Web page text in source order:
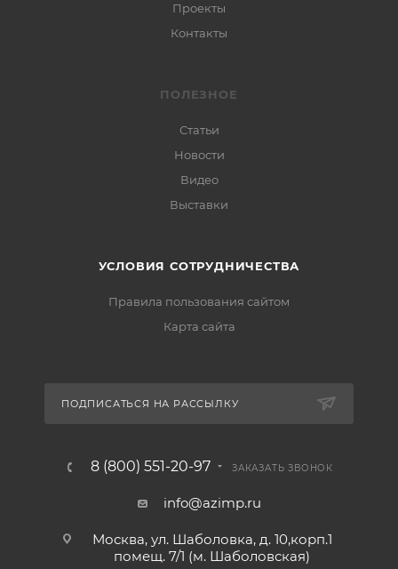
Проекты
Контакты
ПОЛЕЗНОЕ
Статьи
Новости
Видео
Выставки
УСЛОВИЯ СОТРУДНИЧЕСТВА
Правила пользования сайтом
Карта сайта
ПОДПИСАТЬСЯ НА РАССЫЛКУ
8 (800) 551-20-97 ЗАКАЗАТЬ ЗВОНОК
info@azimp.ru
Москва, ул. Шаболовка, д. 10,корп.1
помещ. 7/1 (м. Шаболовская)